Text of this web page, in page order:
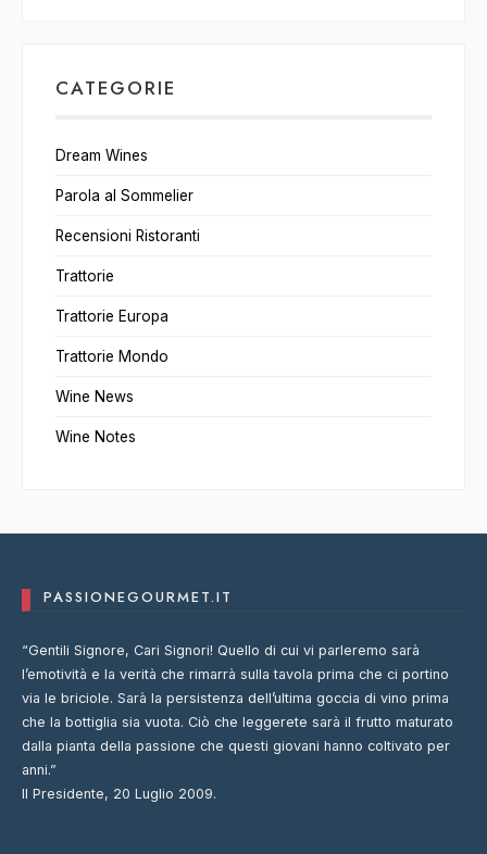
CATEGORIE
Dream Wines
Parola al Sommelier
Recensioni Ristoranti
Trattorie
Trattorie Europa
Trattorie Mondo
Wine News
Wine Notes
PASSIONEGOURMET.IT
“Gentili Signore, Cari Signori! Quello di cui vi parleremo sarà
l’emotività e la verità che rimarrà sulla tavola prima che ci portino
via le briciole. Sarà la persistenza dell’ultima goccia di vino prima
che la bottiglia sia vuota. Ciò che leggerete sarà il frutto maturato
dalla pianta della passione che questi giovani hanno coltivato per
anni.”
Il Presidente, 20 Luglio 2009.